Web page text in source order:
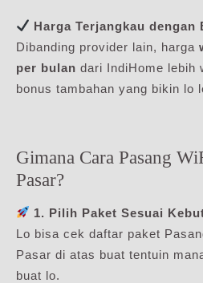
Harga Terjangkau dengan
Dibanding provider lain, harga
per bulan dari IndiHome lebih
bonus tambahan yang bikin lo
Gimana Cara Pasang
Pasar?
1. Pilih Paket Sesuai
Lo bisa cek daftar paket
Pasar di atas buat tentuin
buat lo.